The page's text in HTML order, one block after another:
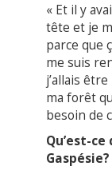
« Et il y
tête et je
parce que
me suis
j’allais
ma forêt
besoin de
Qu’est-
Gaspésie?